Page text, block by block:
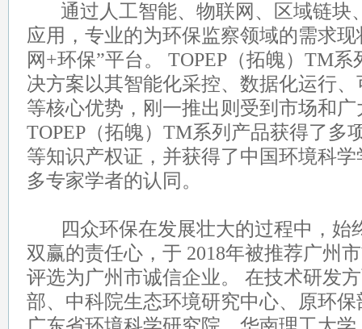
通过人工智能、物联网、区域链块
应用，专业的为环保监察领域的需求
网+环保”平台。 TOPEP（拓魄）TM
决方案以其智能化采控、数据化运行
等核心优势，刚一推出则受到市场和
TOPEP（拓魄）TM系列产品获得了多
等知识产权证，并获得了中国环境科
多专家学者的认同。
四众环保在发展壮大的过程中，始
双赢的责任心，于 2018年被推荐广州
评选为广州市诚信企业。 在技术研发
部、中科院生态环境研究中心、原环